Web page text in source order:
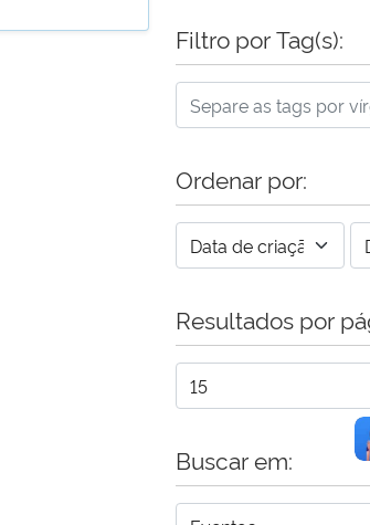
Filtro por Tag(s):
Ordenar por:
Resultados por
Buscar em: